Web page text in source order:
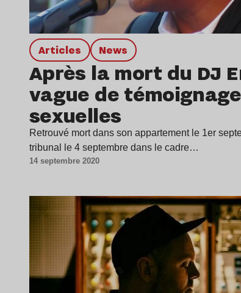
Articles news
Après la mort du DJ
vague de
sexuelles
Retrouvé mort dans son appartement le 1er
tribunal le 4 septembre dans le cadre…
14 septembre 2020